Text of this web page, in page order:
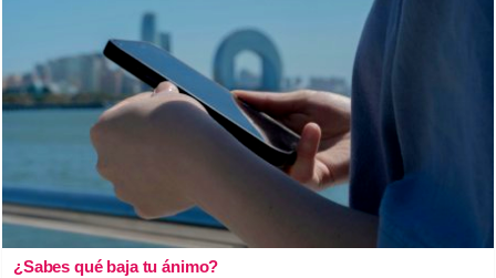
¿Sabes qué baja tu ánimo?